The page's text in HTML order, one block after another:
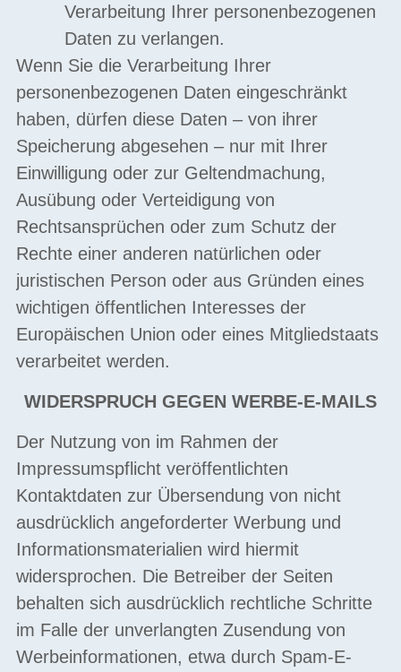
Verarbeitung Ihrer personenbezogenen
Daten zu verlangen.
Wenn Sie die Verarbeitung Ihrer
personenbezogenen Daten eingeschränkt
haben, dürfen diese Daten – von ihrer
Speicherung abgesehen – nur mit Ihrer
Einwilligung oder zur Geltendmachung,
Ausübung oder Verteidigung von
Rechtsansprüchen oder zum Schutz der
Rechte einer anderen natürlichen oder
juristischen Person oder aus Gründen eines
wichtigen öffentlichen Interesses der
Europäischen Union oder eines Mitgliedstaats
verarbeitet werden.
WIDERSPRUCH GEGEN WERBE-E-MAILS
Der Nutzung von im Rahmen der
Impressumspflicht veröffentlichten
Kontaktdaten zur Übersendung von nicht
ausdrücklich angeforderter Werbung und
Informationsmaterialien wird hiermit
widersprochen. Die Betreiber der Seiten
behalten sich ausdrücklich rechtliche Schritte
im Falle der unverlangten Zusendung von
Werbeinformationen, etwa durch Spam-E-